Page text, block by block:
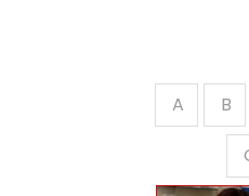
A B